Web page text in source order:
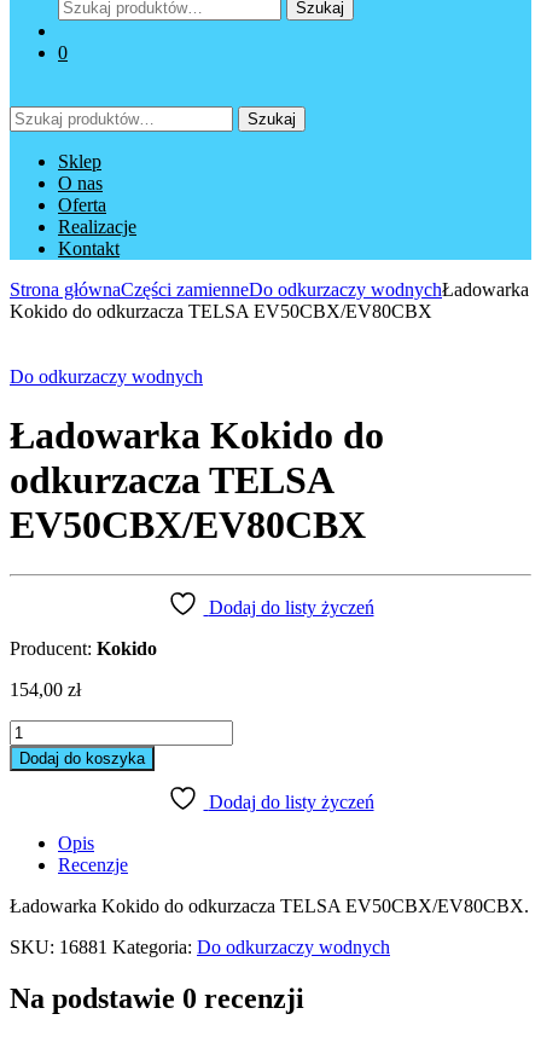
Szukaj: Szukaj
0
Szukaj: Szukaj
Sklep
O nas
Oferta
Realizacje
Kontakt
Strona głównaCzęści zamienneDo odkurzaczy wodnychŁadowarka
Kokido do odkurzacza TELSA EV50CBX/EV80CBX
Do odkurzaczy wodnych
Ładowarka Kokido do
odkurzacza TELSA
EV50CBX/EV80CBX
Dodaj do listy życzeń
Producent: Kokido
154,00 zł
Ładowarka
Kokido
do
EV50CBX/EV80CBX
ilość
Dodaj do koszyka
Dodaj do listy życzeń
Opis
Recenzje
Ładowarka Kokido do odkurzacza TELSA EV50CBX/EV80CBX.
SKU: 16881 Kategoria: Do odkurzaczy wodnych
Na podstawie 0 recenzji